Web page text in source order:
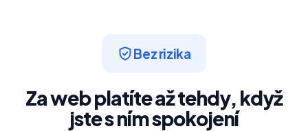
Bez rizika
Za web platíte až tehdy, když
jste s ním spokojení